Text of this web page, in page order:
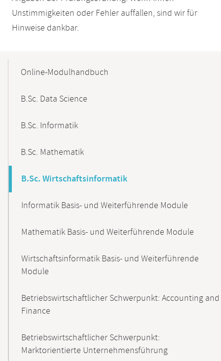
Unstimmigkeiten oder Fehler auffallen, sind wir für
Hinweise dankbar.
NavigationOnline-Modulhandbuch
B.Sc. Data Science
B.Sc. Informatik
B.Sc. Mathematik
B.Sc. Wirtschaftsinformatik
Informatik Basis- und Weiterführende Module
Mathematik Basis- und Weiterführende Module
Wirtschaftsinformatik Basis- und Weiterführende
Module
Betriebswirtschaftlicher Schwerpunkt: Accounting and
Finance
Betriebswirtschaftlicher Schwerpunkt:
Marktorientierte Unternehmensführung